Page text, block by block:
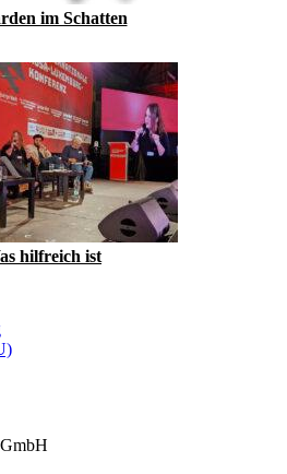
im Schatten
hilfreich ist